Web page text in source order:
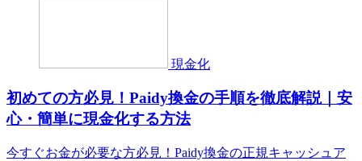
現金化
初めての方必見！Paidy換金の手順を徹底解説｜安
心・簡単に現金化する方法
今すぐお金が必要な方必見！Paidy換金の正規キャッシュア